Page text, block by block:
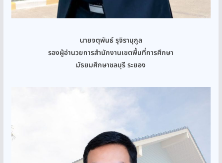
นายจตุพันธ์ รุจิรานุกูล
รองผู้อำนวยการสำนักงานเขตพื้นที่การศึกษา
มัธยมศึกษาชลบุรี ระยอง